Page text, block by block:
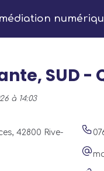
SUD
à 14:03
42800 Rive-